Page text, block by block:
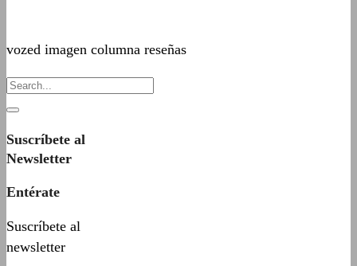
vozed imagen columna reseñas
Suscríbete al
Newsletter
Entérate
Suscríbete al
newsletter